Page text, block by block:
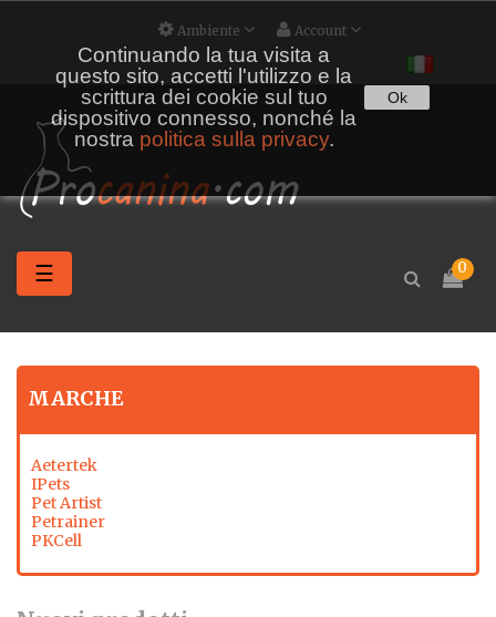
Account
Ambiente
navigazione
Toggle
☰ 0
MARCHE
Aetertek
IPets
Pet Artist
Petrainer
PKCell
Continuando la tua visita a
questo sito, accetti l'utilizzo e la
scrittura dei cookie sul tuo
dispositivo connesso, nonché la
nostra politica sulla privacy.
Ok